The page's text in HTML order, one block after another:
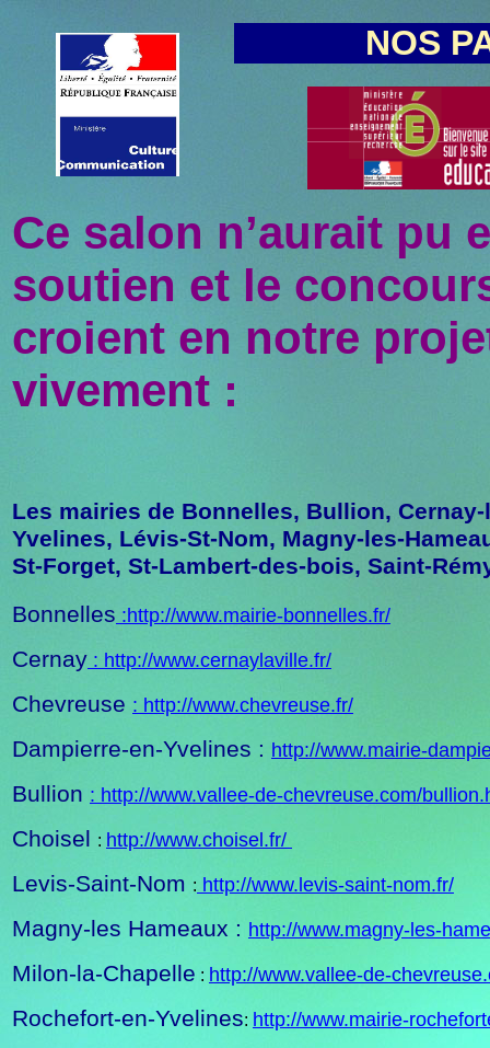
NOS
Ce salon n’aurait pu
soutien et le
croient en notre
vivement :
Les mairies de Bonnelles, Bullion,
Yvelines, Lévis-St-Nom, Magny-les-
St-Forget, St-Lambert-des-bois, Saint-
Bonnelles :http://www.mairie-bonnelles.fr/
Cernay : http://www.cernaylaville.fr/
Chevreuse : http://www.chevreuse.fr/
Dampierre-en-Yvelines : http://www.mairie-
Bullion : http://www.vallee-de-chevreuse.com/
Choisel : http://www.choisel.fr/
Levis-Saint-Nom : http://www.levis-saint-nom.fr/
Magny-les Hameaux : http://www.magny-les-
Milon-la-Chapelle : http://www.vallee-de-
Rochefort-en-Yvelines: http://www.mairie-